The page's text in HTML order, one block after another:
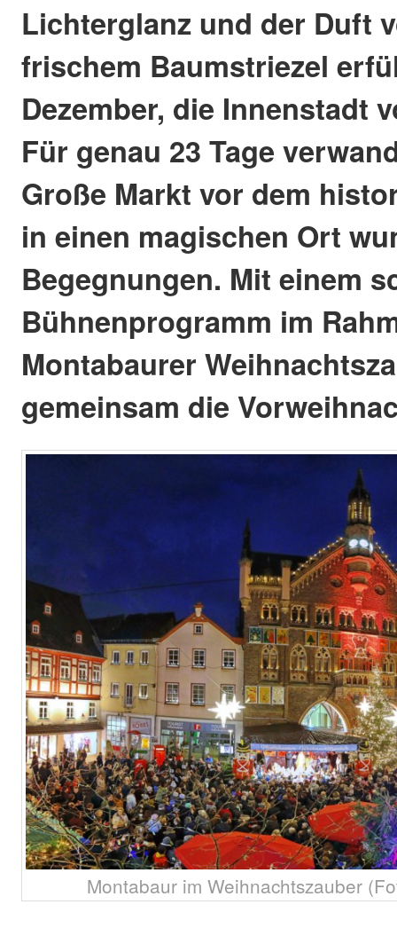
Lichterglanz und der Duft
frischem Baumstriezel
Dezember, die Innenstadt
Für genau 23 Tage
Große Markt vor dem
in einen magischen Ort
Begegnungen. Mit einem
Bühnenprogramm im
Montabaurer
gemeinsam die
Montabaur im Weihnachtszauber